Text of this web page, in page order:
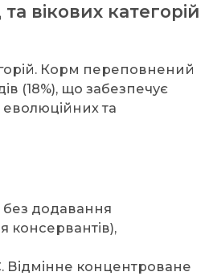
вікових категорій
Корм переповнений
(18%), що забезпечує
еволюційних та
без додавання
консервантів),
Відмінне концентроване